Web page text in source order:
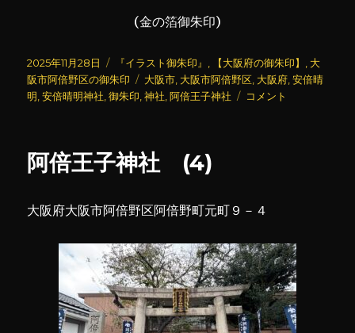
(金の箔御朱印)
投
稿
日:
2025年11月28日
カ
テ
ゴ
『イラスト御朱印』 【大阪府の御朱印】
大
阪市阿倍野区の御朱印
タ
グ
大阪市 大阪市阿倍野区 大阪府 ,安倍晴
明 ,安倍晴明神社 ,御朱印 ,神社 ,阿倍王子神社
安
に
コメント
阿倍王子神社 (4)
大阪府大阪市阿倍野区阿倍野町元町９－４